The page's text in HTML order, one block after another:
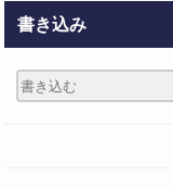
書き込み